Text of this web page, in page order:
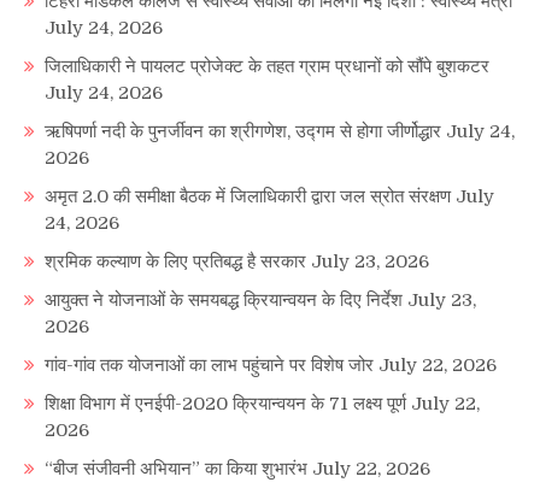
July 24, 2026
जिलाधिकारी ने पायलट प्रोजेक्ट के तहत ग्राम प्रधानों को सौंपे बुशकटर
July 24, 2026
ऋषिपर्णा नदी के पुनर्जीवन का श्रीगणेश, उद्गम से होगा जीर्णोद्धार July 24,
2026
अमृत 2.0 की समीक्षा बैठक में जिलाधिकारी द्वारा जल स्रोत संरक्षण July
24, 2026
श्रमिक कल्याण के लिए प्रतिबद्ध है सरकार July 23, 2026
आयुक्त ने योजनाओं के समयबद्ध क्रियान्वयन के दिए निर्देश July 23,
2026
गांव-गांव तक योजनाओं का लाभ पहुंचाने पर विशेष जोर July 22, 2026
शिक्षा विभाग में एनईपी-2020 क्रियान्वयन के 71 लक्ष्य पूर्ण July 22,
2026
“बीज संजीवनी अभियान” का किया शुभारंभ July 22, 2026